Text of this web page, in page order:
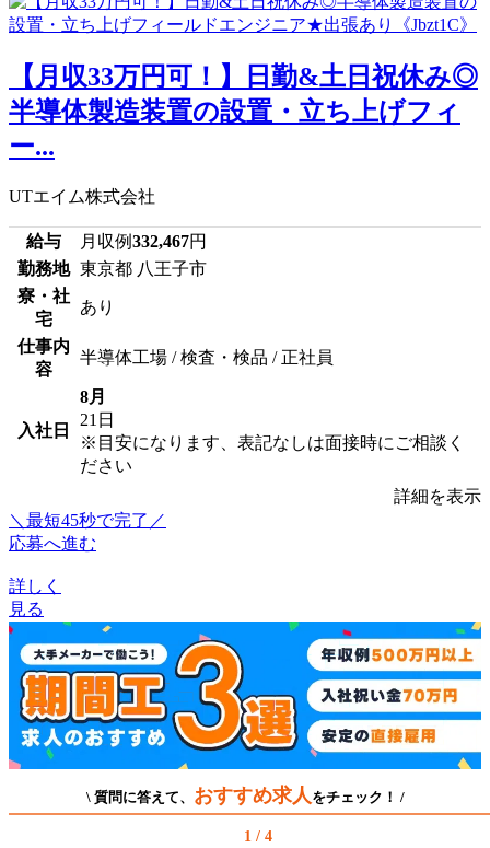
【月収33万円可！】日勤&土日祝休み◎
半導体製造装置の設置・立ち上げフィ
ー...
UTエイム株式会社
給与 月収例332,467円
勤務地 東京都 八王子市
寮・社
宅
あり
仕事内
容
半導体工場 / 検査・検品 / 正社員
入社日
8月
21日
※目安になります、表記なしは面接時にご相談く
ださい
詳細を表示
＼最短45秒で完了／
応募へ進む
詳しく
見る
\ 質問に答えて、 おすすめ求人 をチェック！ /
1 / 4